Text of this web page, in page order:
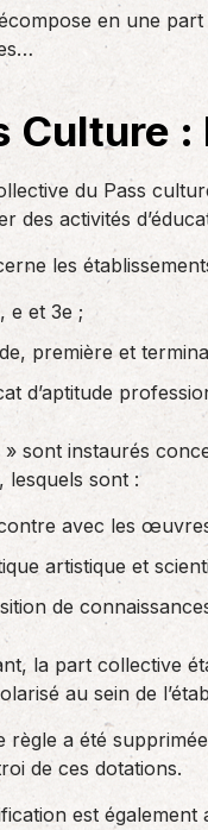
de
soumis
en une
Culture
du Pass
des activités
les
e et 3e ;
première et
d’aptitude
» sont instaurés
lesquels sont :
avec les
artistique et
de
la part collective
au sein de
règle a été
de ces dotations.
est également